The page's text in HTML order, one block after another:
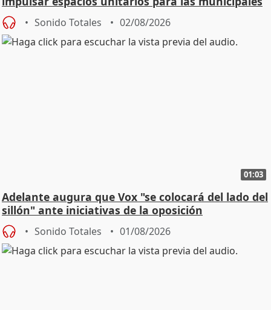
Sonido Totales 02/08/2026
01:03
Adelante augura que Vox "se colocará del lado del
sillón" ante iniciativas de la oposición
Sonido Totales 01/08/2026